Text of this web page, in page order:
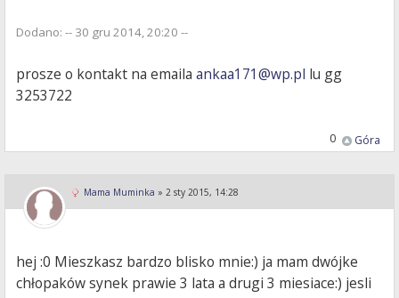
Dodano: -- 30 gru 2014, 20:20 --
prosze o kontakt na emailaankaa171@wp.pl lu gg
3253722
Góra
0
Mama Muminka » 2 sty 2015, 14:28
hej :0 Mieszkasz bardzo blisko mnie:) ja mam dwójke
chłopaków synek prawie 3 lata a drugi 3 miesiace:) jesli